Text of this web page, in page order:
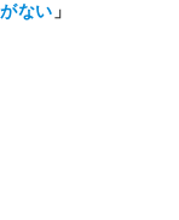
ない 」